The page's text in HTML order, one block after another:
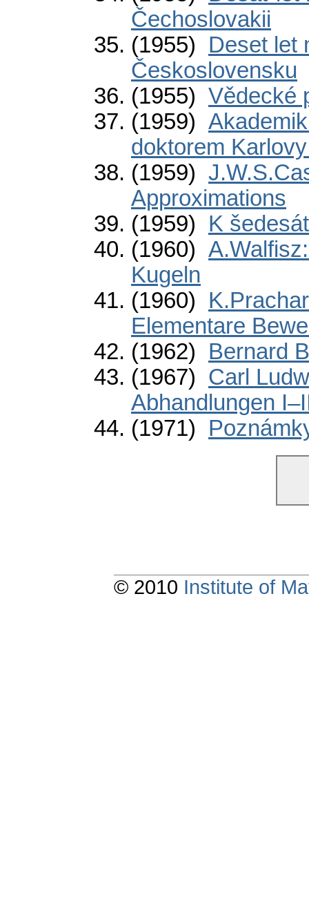
Čechoslovakii
(1955) Deset let
Československu
(1955) Vědecké
(1959)
doktorem
(1959)
Approximations
(1959) K
(1960)
Kugeln
(1960)
Elementare
(1962) Bernard
(1967) Carl
Abhandlungen
(1971)
© 2010 Institute of